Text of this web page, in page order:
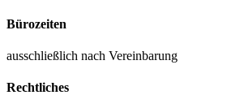
Bürozeiten
ausschließlich nach Vereinbarung
Rechtliches